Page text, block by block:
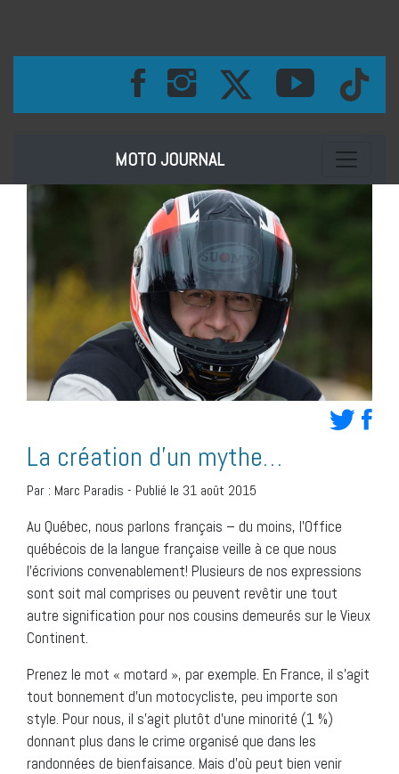
MOTO JOURNAL Toggle
La création d’un mythe…
Par : Marc Paradis - Publié le 31 août 2015
Au Québec, nous parlons français – du moins, l’Office
québécois de la langue française veille à ce que nous
l’écrivions convenablement! Plusieurs de nos expressions
sont soit mal comprises ou peuvent revêtir une tout
autre signification pour nos cousins demeurés sur le Vieux
Continent.
Prenez le mot « motard », par exemple. En France, il s’agit
tout bonnement d’un motocycliste, peu importe son
style. Pour nous, il s’agit plutôt d’une minorité (1 %)
donnant plus dans le crime organisé que dans les
randonnées de bienfaisance. Mais d’où peut bien venir